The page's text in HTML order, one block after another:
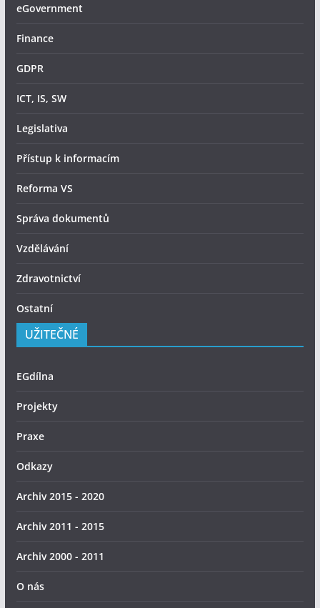
eGovernment
Finance
GDPR
ICT, IS, SW
Legislativa
Přístup k informacím
Reforma VS
Správa dokumentů
Vzdělávání
Zdravotnictví
Ostatní
UŽITEČNÉ
EGdílna
Projekty
Praxe
Odkazy
Archiv 2015 - 2020
Archiv 2011 - 2015
Archiv 2000 - 2011
O nás